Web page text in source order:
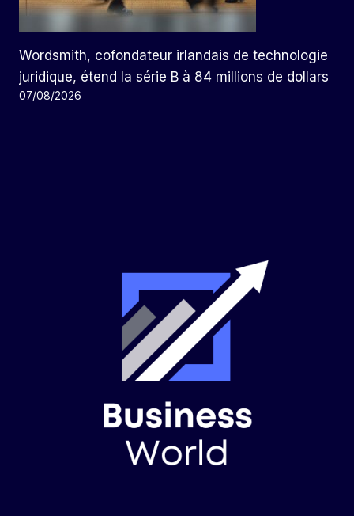
Wordsmith, cofondateur irlandais de technologie
juridique, étend la série B à 84 millions de dollars
07/08/2026